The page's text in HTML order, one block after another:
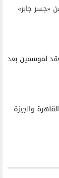
«جسر جابر»
لموسمين بعد
والجيزة